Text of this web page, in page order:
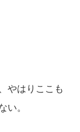
やはりここも
い。